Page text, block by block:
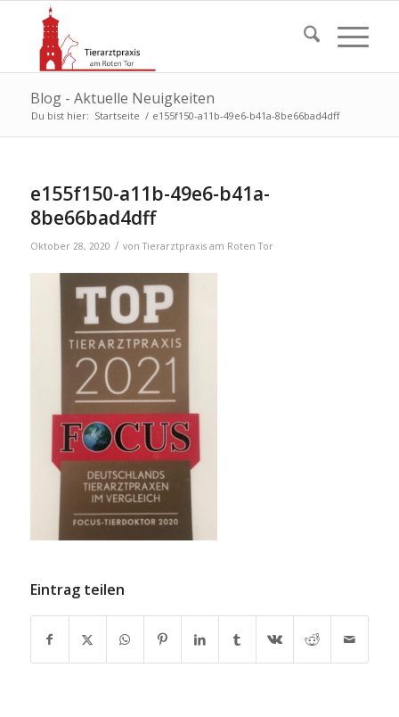
Blog - Aktuelle Neuigkeiten
Du bist hier: Startseite / e155f150-a11b-49e6-b41a-8be66bad4dff
e155f150-a11b-49e6-b41a-
8be66bad4dff
Oktober 28, 2020 / vonTierarztpraxis am Roten Tor
Eintrag teilen